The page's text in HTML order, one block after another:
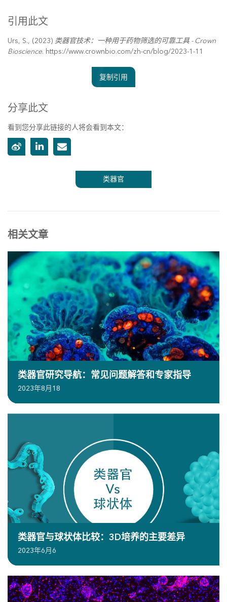
引用此文
Urs, S., (2023) 类器官技术：一种用于药物筛选的可靠工具 - Crown
Bioscience. https://www.crownbio.com/zh-cn/blog/2023-1-11
复制引用
分享此文
看到您分享此链接的人将会看到本文：
类器官
相关文章
类器官研究导航：常见问题解答和专家指导
2023年8月18
类器官与球状体比较：3D培养的主要差异
2023年6月6